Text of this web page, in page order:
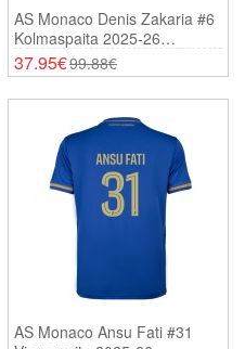
AS Monaco Denis Zakaria #6
Kolmaspaita 2025-26
Lyhythihainen
37.95€99.88€
AS Monaco Ansu Fati #31